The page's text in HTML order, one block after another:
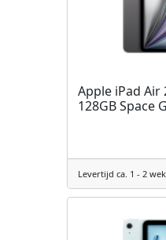
Apple iPad Air
128GB Space
Levertijd ca. 1 - 2